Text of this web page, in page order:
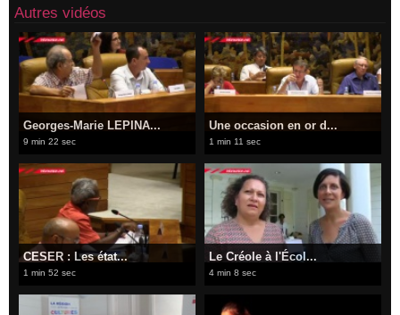
Autres vidéos
Georges-Marie LEPINA...
9 min 22 sec
Une occasion en or d...
1 min 11 sec
CESER : Les état...
1 min 52 sec
Le Créole à l'Écol...
4 min 8 sec